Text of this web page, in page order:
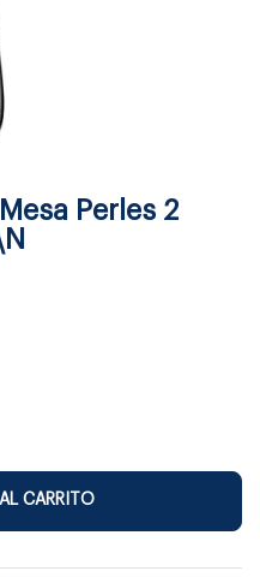
Perles 2
CARRITO